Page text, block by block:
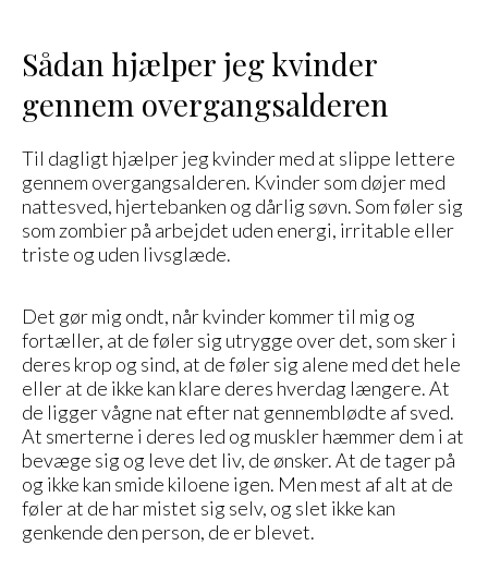
Sådan hjælper jeg kvinder
gennem overgangsalderen
Til dagligt hjælper jeg kvinder med at slippe lettere
gennem overgangsalderen. Kvinder som døjer med
nattesved, hjertebanken og dårlig søvn. Som føler sig
som zombier på arbejdet uden energi, irritable eller
triste og uden livsglæde.
Det gør mig ondt, når kvinder kommer til mig og
fortæller, at de føler sig utrygge over det, som sker i
deres krop og sind, at de føler sig alene med det hele
eller at de ikke kan klare deres hverdag længere. At
de ligger vågne nat efter nat gennemblødte af sved.
At smerterne i deres led og muskler hæmmer dem i at
bevæge sig og leve det liv, de ønsker. At de tager på
og ikke kan smide kiloene igen. Men mest af alt at de
føler at de har mistet sig selv, og slet ikke kan
genkende den person, de er blevet.